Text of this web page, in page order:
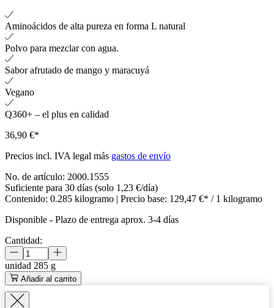
Aminoácidos de alta pureza en forma L natural
Polvo para mezclar con agua.
Sabor afrutado de mango y maracuyá
Vegano
Q360+ – el plus en calidad
36,90 €*
Precios incl. IVA legal más gastos de envío
No. de artículo: 2000.1555
Suficiente para 30 días (solo 1,23 €/día)
Contenido: 0.285 kilogramo | Precio base: 129,47 €* / 1 kilogramo
Disponible - Plazo de entrega aprox. 3-4 días
Cantidad:
unidad 285 g
Añadir al carrito